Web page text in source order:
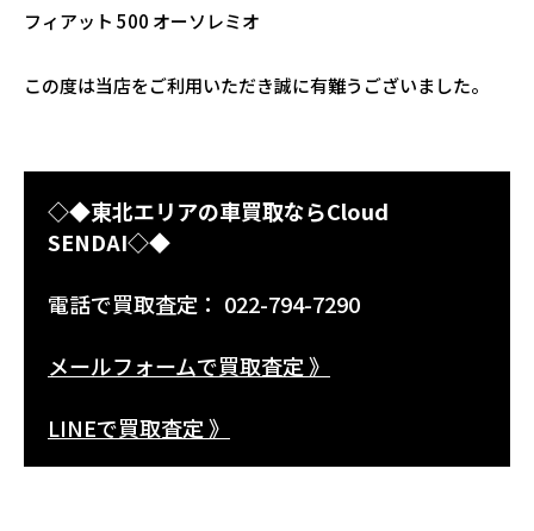
フィアット 500 オーソレミオ
この度は当店をご利用いただき誠に有難うございました。
◇◆東北エリアの車買取ならCloud
SENDAI◇◆
電話で買取査定： 022-794-7290
メールフォームで買取査定 》
LINEで買取査定 》